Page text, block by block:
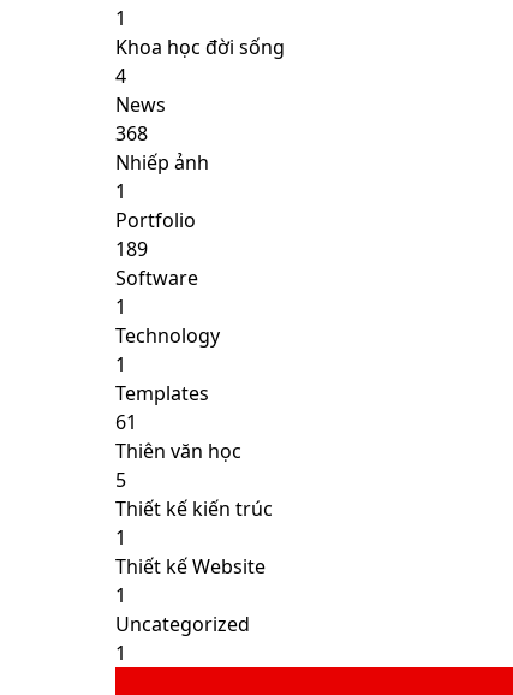
1
Khoa học đời sống
4
News
368
Nhiếp ảnh
1
Portfolio
189
Software
1
Technology
1
Templates
61
Thiên văn học
5
Thiết kế kiến trúc
1
Thiết kế Website
1
Uncategorized
1